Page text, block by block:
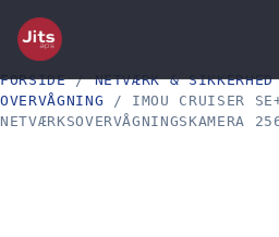
FORSIDE/NETVÆRK & SIKKERHED
OVERVÅGNING / IMOU CRUISER
NETVÆRKSOVERVÅGNINGSKAMERA